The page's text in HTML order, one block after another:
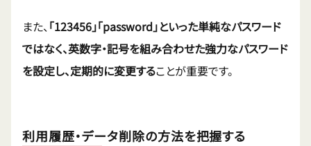
また、「123456」「password」といった単純なパスワード
ではなく、英数字・記号を組み合わせた強力なパスワード
を設定し、定期的に変更することが重要です。
利用履歴・データ削除の方法を把握する